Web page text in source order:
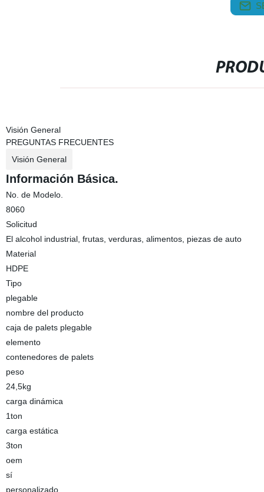
Visión General
PREGUNTAS FRECUENTES
Visión General
Información Básica.
No. de Modelo.
8060
Solicitud
El alcohol industrial, frutas, verduras, alimentos, piezas de auto
Material
HDPE
Tipo
plegable
nombre del producto
caja de palets plegable
elemento
contenedores de palets
peso
24,5kg
carga dinámica
1ton
carga estática
3ton
oem
sí
personalizado